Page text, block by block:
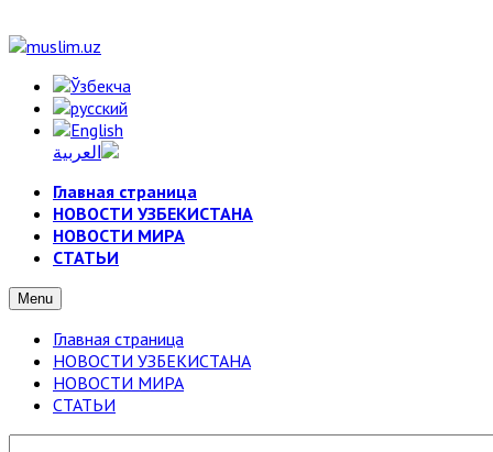
Главная страница
НОВОСТИ УЗБЕКИСТАНА
НОВОСТИ МИРА
СТАТЬИ
Menu
Главная страница
НОВОСТИ УЗБЕКИСТАНА
НОВОСТИ МИРА
СТАТЬИ